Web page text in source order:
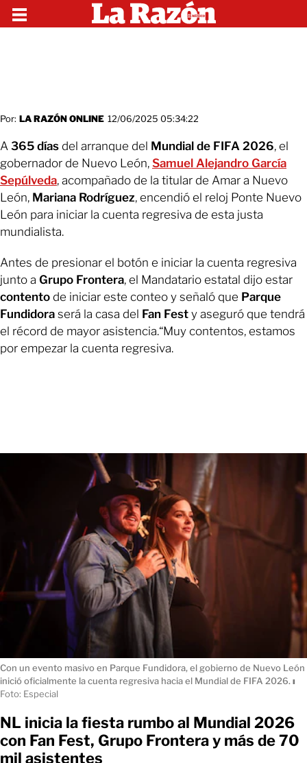
Por: LA RAZÓN ONLINE 12/06/2025 05:34:22
A 365 días del arranque del Mundial de FIFA 2026, el
gobernador de Nuevo León, Samuel Alejandro García
Sepúlveda, acompañado de la titular de Amar a Nuevo
León, Mariana Rodríguez, encendió el reloj Ponte Nuevo
León para iniciar la cuenta regresiva de esta justa
mundialista.
Antes de presionar el botón e iniciar la cuenta regresiva
junto a Grupo Frontera, el Mandatario estatal dijo estar
contento de iniciar este conteo y señaló que Parque
Fundidora será la casa del Fan Fest y aseguró que tendrá
el récord de mayor asistencia.“Muy contentos, estamos
por empezar la cuenta regresiva.
Con un evento masivo en Parque Fundidora, el gobierno de Nuevo León
inició oficialmente la cuenta regresiva hacia el Mundial de FIFA 2026. ı
Foto: Especial
NL inicia la fiesta rumbo al Mundial 2026
con Fan Fest, Grupo Frontera y más de 70
mil asistentes